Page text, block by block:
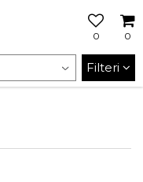
0
0
Filteri